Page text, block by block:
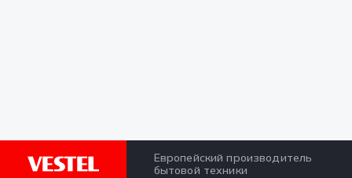
Европейский производитель
бытовой техники